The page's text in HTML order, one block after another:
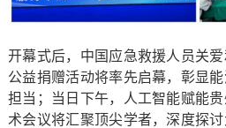
开幕式后，中国应急救援人员关
公益捐赠活动将率先启幕，彰显
担当；当日下午，人工智能赋能
术会议将汇聚顶尖学者，深度探